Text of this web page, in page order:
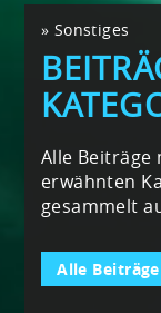
» Sonstiges
Alle Beiträge
erwähnten
gesammelt
Alle